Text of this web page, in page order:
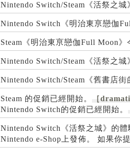
Nintendo Switch/Steam《活祭之
Nintendo Switch《明治東亰戀伽
Steam《明治東亰戀伽Full Moon》
Nintendo Switch/Steam《活祭之城
Nintendo Switch/Steam《舊書店
Steam 的促銷已經開始。
［
Nintendo Switch的促銷已經開始。
Nintendo Switch《活祭之城》的
Nintendo e-Shop上發佈。 如果你